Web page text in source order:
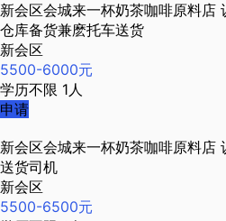
新会区会城来一杯奶茶咖啡原料店
仓库备货兼麽托车送货
新会区
5500-6000元
学历不限 1人
申请
新会区会城来一杯奶茶咖啡原料店
送货司机
新会区
5500-6500元